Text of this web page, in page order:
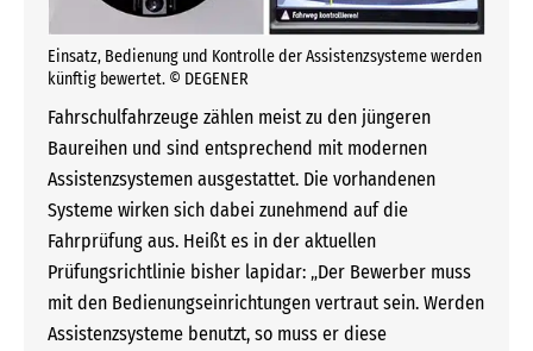
Einsatz, Bedienung und Kontrolle der Assistenzsysteme werden
künftig bewertet. © DEGENER
Fahrschulfahrzeuge zählen meist zu den jüngeren
Baureihen und sind entsprechend mit modernen
Assistenzsystemen ausgestattet. Die vorhandenen
Systeme wirken sich dabei zunehmend auf die
Fahrprüfung aus. Heißt es in der aktuellen
Prüfungsrichtlinie bisher lapidar: „Der Bewerber muss
mit den Bedienungseinrichtungen vertraut sein. Werden
Assistenzsysteme benutzt, so muss er diese